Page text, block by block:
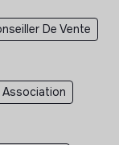
De Vente